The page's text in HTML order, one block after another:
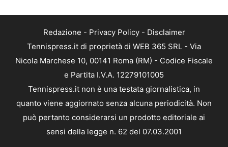
Redazione - Privacy Policy- Disclaimer
Tennispress.it di proprietà di WEB 365 SRL - Via
Nicola Marchese 10, 00141 Roma (RM) - Codice Fiscale
e Partita I.V.A. 12279101005
Tennispress.it non è una testata giornalistica, in
quanto viene aggiornato senza alcuna periodicità. Non
può pertanto considerarsi un prodotto editoriale ai
sensi della legge n. 62 del 07.03.2001